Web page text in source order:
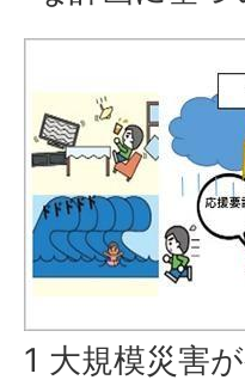
1 大規模災害